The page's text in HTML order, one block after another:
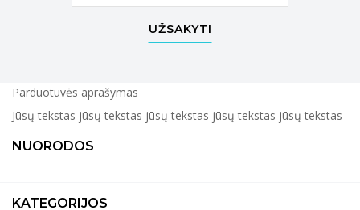
UŽSAKYTI
Parduotuvės aprašymas
Jūsų tekstas jūsų tekstas jūsų tekstas jūsų tekstas jūsų tekstas
NUORODOS
KATEGORIJOS